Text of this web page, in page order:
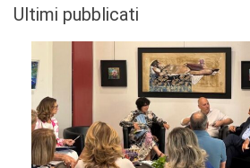
Ultimi pubblicati